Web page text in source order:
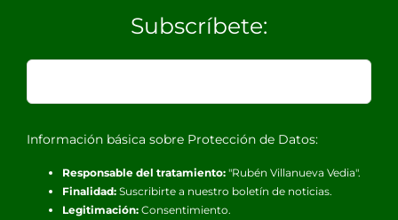
Subscríbete:
Información básica sobre Protección de Datos:
Responsable del tratamiento:"Rubén Villanueva Vedia".
Finalidad:Suscribirte a nuestro boletín de noticias.
Legitimación:Consentimiento.